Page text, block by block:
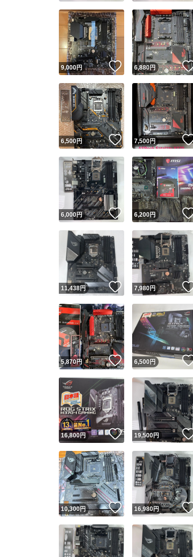
9,000円 いいね！
6,880円
6,500円 いいね！
7,500円
6,000円 いいね！
6,200円
11,438円 いいね！
7,980円
5,870円 いいね！
6,500円
16,800円 いいね！
19,500円
10,300円 いいね！
16,980円